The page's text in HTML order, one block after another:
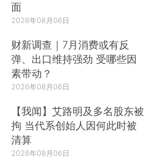
面
2026年08月06日
财新调查｜7月消费或有反
弹、出口维持强劲 受哪些因
素带动？
2026年08月06日
【我闻】艾路明及多名股东被
拘 当代系创始人因何此时被
清算
2026年08月06日